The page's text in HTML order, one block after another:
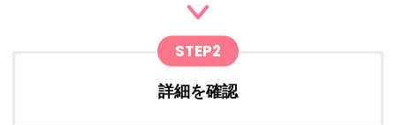
STEP2
詳細を確認